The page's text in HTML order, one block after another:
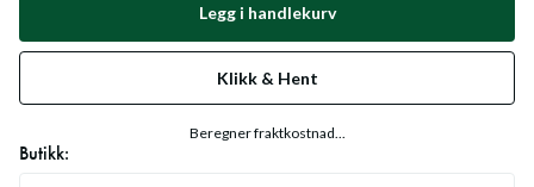
Legg i handlekurv
Klikk & Hent
Beregner fraktkostnad...
Butikk: